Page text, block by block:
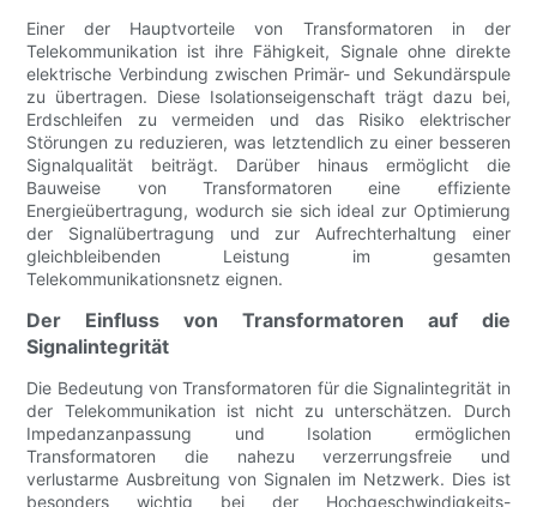
Einer der Hauptvorteile von Transformatoren in der
Telekommunikation ist ihre Fähigkeit, Signale ohne direkte
elektrische Verbindung zwischen Primär- und Sekundärspule
zu übertragen. Diese Isolationseigenschaft trägt dazu bei,
Erdschleifen zu vermeiden und das Risiko elektrischer
Störungen zu reduzieren, was letztendlich zu einer besseren
Signalqualität beiträgt. Darüber hinaus ermöglicht die
Bauweise von Transformatoren eine effiziente
Energieübertragung, wodurch sie sich ideal zur Optimierung
der Signalübertragung und zur Aufrechterhaltung einer
gleichbleibenden Leistung im gesamten
Telekommunikationsnetz eignen.
Der Einfluss von Transformatoren auf die
Signalintegrität
Die Bedeutung von Transformatoren für die Signalintegrität in
der Telekommunikation ist nicht zu unterschätzen. Durch
Impedanzanpassung und Isolation ermöglichen
Transformatoren die nahezu verzerrungsfreie und
verlustarme Ausbreitung von Signalen im Netzwerk. Dies ist
besonders wichtig bei der Hochgeschwindigkeits-